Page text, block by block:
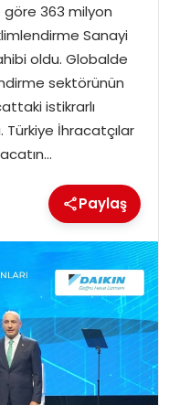
göre 363 milyon
Sanayi
oldu. Globalde
sektörünün
istikrarlı
Türkiye İhracatçılar
Paylaş